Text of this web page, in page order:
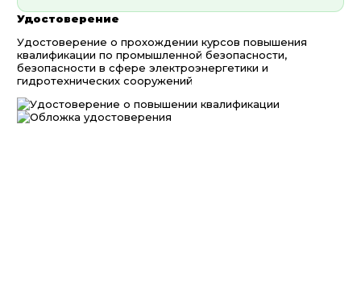
Удостоверение
Удостоверение о прохождении курсов повышения
квалификации по промышленной безопасности,
безопасности в сфере электроэнергетики и
гидротехнических сооружений